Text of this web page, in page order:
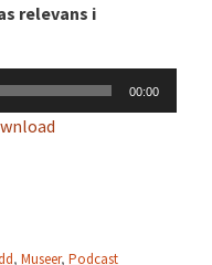
relevans i
00:00
, Museer, Podcast